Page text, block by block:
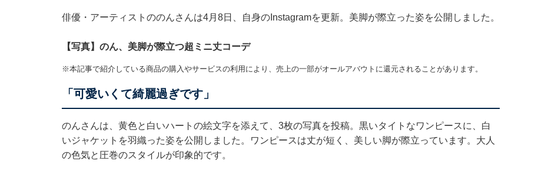
俳優・アーティストののんさんは4月8日、自身のInstagramを更新。美脚が際立った姿を公開しました。
【写真】のん、美脚が際立つ超ミニ丈コーデ
※本記事で紹介している商品の購入やサービスの利用により、売上の一部がオールアバウトに還元されることがあります。
「可愛いくて綺麗過ぎです」
のんさんは、黄色と白いハートの絵文字を添えて、3枚の写真を投稿。黒いタイトなワンピースに、白
いジャケットを羽織った姿を公開しました。ワンピースは丈が短く、美しい脚が際立っています。大人
の色気と圧巻のスタイルが印象的です。